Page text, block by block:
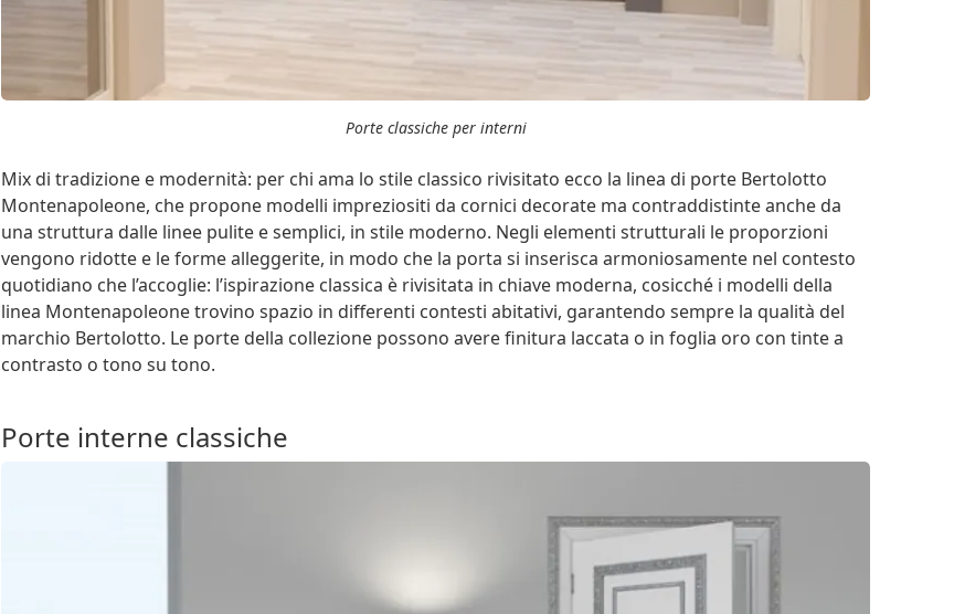
Porte classiche per interni
Mix di tradizione e modernità: per chi ama lo stile classico rivisitato ecco la linea di porte Bertolotto
Montenapoleone, che propone modelli impreziositi da cornici decorate ma contraddistinte anche da
una struttura dalle linee pulite e semplici, in stile moderno. Negli elementi strutturali le proporzioni
vengono ridotte e le forme alleggerite, in modo che la porta si inserisca armoniosamente nel contesto
quotidiano che l’accoglie: l’ispirazione classica è rivisitata in chiave moderna, cosicché i modelli della
linea Montenapoleone trovino spazio in differenti contesti abitativi, garantendo sempre la qualità del
marchio Bertolotto. Le porte della collezione possono avere finitura laccata o in foglia oro con tinte a
contrasto o tono su tono.
Porte interne classiche